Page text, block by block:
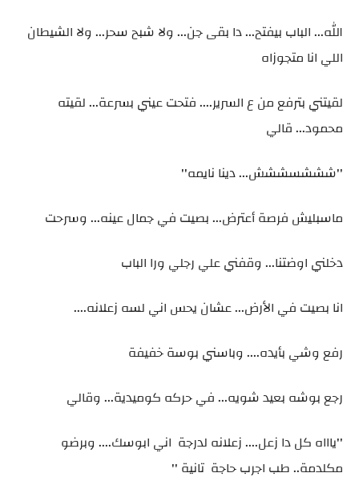
الله... الباب بيفتح... دا بقى جن... ولا شبح سحر... ولا الشيطان
اللي انا متجوزاه
لقيتني بترفع من ع السرير.... فتحت عيني بسرعة... لقيته
محمود... قالي
''شششسششش... دينا نايمه''
ماسبليش فرصة أعترض... بصيت في جمال عينه... وسرحت
دخلني اوضتنا... وقفني علي رجلي ورا الباب
انا بصيت في الأرض... عشان يحس اني لسه زعلانه....
رفع وشي بأيده.... وباسني بوسة خفيفة
رجع بوشه بعيد شويه... في حركه كوميدية... وقالي
''ياااه كل دا زعل.... زعلانه لدرجة اني ابوسك.... وبرضو
مكلدمة.. طب اجرب حاجة تانية ''